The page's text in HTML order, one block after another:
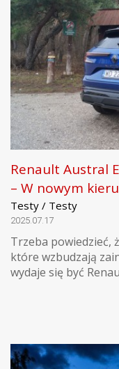
Renault Austral
– W nowym
Testy / Testy
2025.07.17
Trzeba powiedzieć,
które wzbudzają
wydaje się być